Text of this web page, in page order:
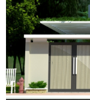
Mẫu biệt thự hiện
Mẫu biệt thự hiện
Mẫu biệt thự hiện